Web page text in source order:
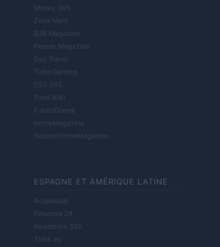
Money 365
Zona Nerd
B2B Magazine
People Magazine
Day Travel
Tutto Gaming
ESG 365
Food Wiki
FuturoDonna
HomeMagazine
SecondHomeMagazine
ESPAGNE ET AMÉRIQUE LATINE
Actualidad
Finanzas 24
Investindo 365
Think.es